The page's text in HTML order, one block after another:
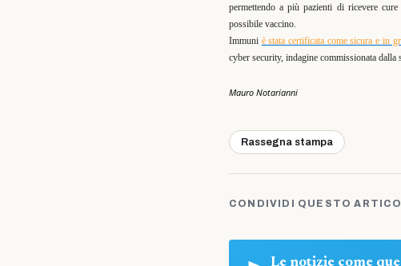
permettendo a più pazienti di ricevere
possibile vaccino.
Immuni è stata certificata come sicura e in
cyber security, indagine commissionata dalla
Mauro Notarianni
Rassegna stampa
CONDIVIDI QUESTO
Le notizie come